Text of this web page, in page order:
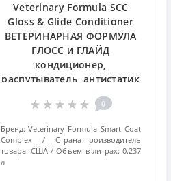
Veterinary Formula SCC
Gloss & Glide Conditioner
ВЕТЕРИНАРНАЯ ФОРМУЛА
ГЛОСС и ГЛАЙД
кондиционер,
распутыватель, антистатик
для собак и кошек, спрей
0
Бренд: Veterinary Formula Smart Coat
Complex
Страна-производитель
товара: США Объем в литрах: 0.237
л